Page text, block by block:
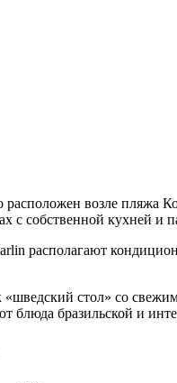
возле пляжа
с собственной кухней
располагают
«шведский стол» со
блюда бразильской и